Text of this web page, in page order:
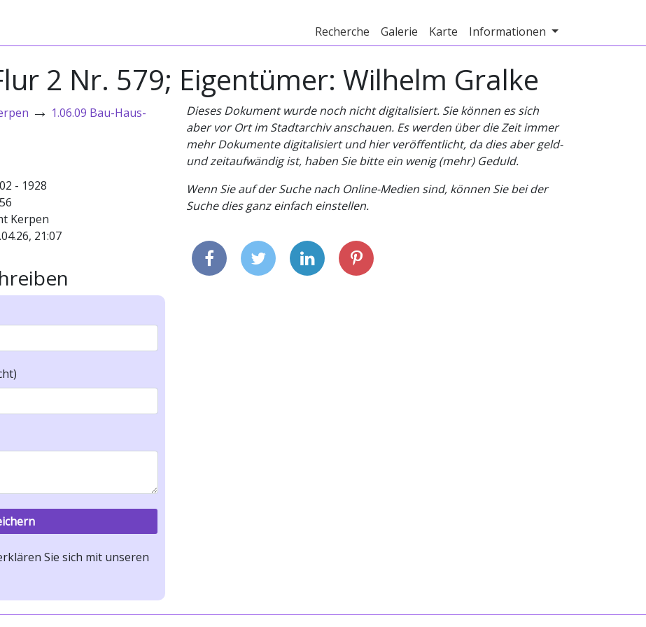
Recherche Galerie Karte Informationen
2 Nr. 579; Eigentümer: Wilhelm Gralke
→ 1.06.09 Bau-Haus-
- 1928
Kerpen
21:07
Sie sich mit unseren
Dieses Dokument wurde noch nicht digitalisiert. Sie können es sich
aber vor Ort im Stadtarchiv anschauen. Es werden über die Zeit immer
mehr Dokumente digitalisiert und hier veröffentlicht, da dies aber geld-
und zeitaufwändig ist, haben Sie bitte ein wenig (mehr) Geduld.
Wenn Sie auf der Suche nach Online-Medien sind, können Sie bei der
Suche dies ganz einfach einstellen.